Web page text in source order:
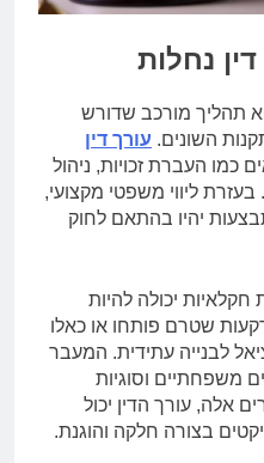
נחלות
תהליך מורכב שדורש
השונים. עורך דין
כמו העברת זכויות, ניהול
בעזרת ליווי משפטי מקצועי,
יהיו בהתאם לחוק
יכולה להיות
שטרם פותחו או כאלו
לבנייה עתידית. המעבר
משפחתיים וסוגיות
אלה, עורך הדין יכול
בצורה חלקה והוגנת.